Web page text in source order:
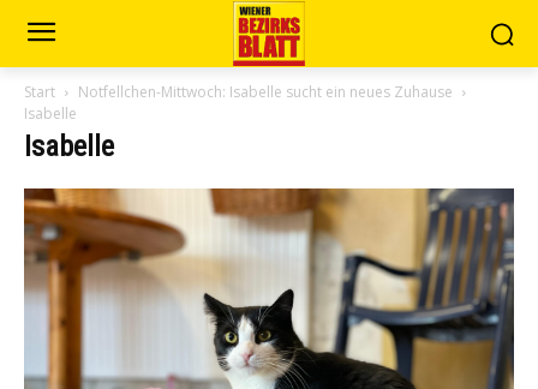
Start
Notfellchen-Mittwoch: Isabelle sucht ein neues Zuhause
Isabelle
Isabelle